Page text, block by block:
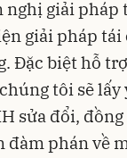
nghị giải
giải pháp tái
Đặc biệt hỗ
tôi sẽ
sửa đổi,
đàm phán về